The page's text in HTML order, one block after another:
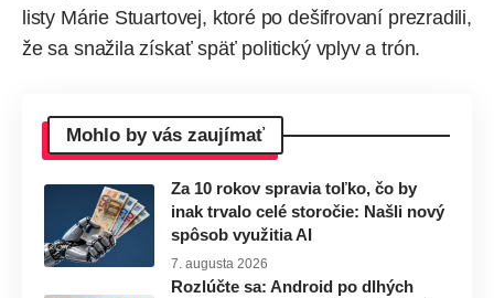
listy Márie Stuartovej, ktoré po dešifrovaní prezradili,
že sa snažila získať späť politický vplyv a trón.
Mohlo by vás zaujímať
Za 10 rokov spravia toľko, čo by
inak trvalo celé storočie: Našli nový
spôsob využitia AI
7. augusta 2026
Rozlúčte sa: Android po dlhých